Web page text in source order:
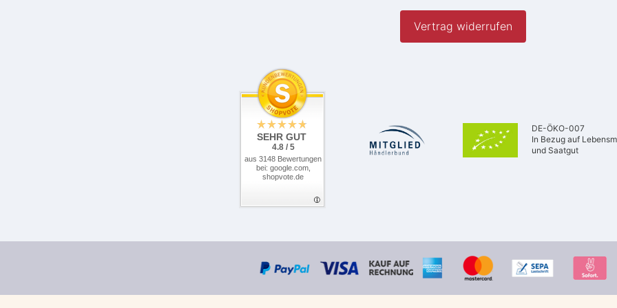
Vertrag widerrufen
SEHR GUT
4.8 / 5
aus 3148 Bewertungen
bei: google.com,
shopvote.de
DE-ÖKO-007
In Bezug auf
und Saatgut